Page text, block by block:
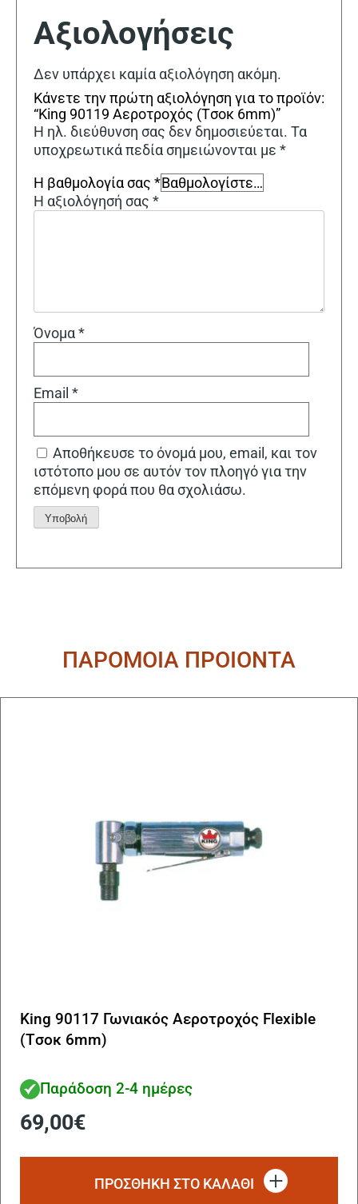
Αξιολογήσεις
Δεν υπάρχει καμία αξιολόγηση ακόμη.
Κάνετε την πρώτη αξιολόγηση για το προϊόν:
“King 90119 Αεροτροχός (Tσοκ 6mm)”
Η ηλ. διεύθυνση σας δεν δημοσιεύεται. Τα
υποχρεωτικά πεδία σημειώνονται με *
Η βαθμολογία σας *
Η αξιολόγησή σας *
Όνομα*
Email *
Αποθήκευσε το όνομά μου, email, και τον
ιστότοπο μου σε αυτόν τον πλοηγό για την
επόμενη φορά που θα σχολιάσω.
ΠΑΡΟΜΟΙΑ ΠΡΟΙΟΝΤΑ
King 90117 Γωνιακός Αεροτροχός Flexible
(Tσοκ 6mm)
Παράδοση 2-4 ημέρες
69,00€
ΠΡΟΣΘΗΚΗ ΣΤΟ ΚΑΛΑΘΙ